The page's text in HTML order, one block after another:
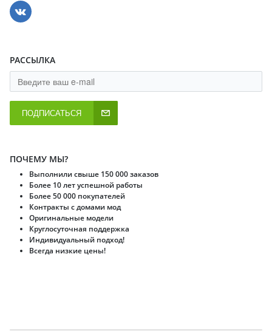
РАССЫЛКА
ПОДПИСАТЬСЯ
ПОЧЕМУ МЫ?
Выполнили свыше 150 000 заказов
Более 10 лет успешной работы
Более 50 000 покупателей
Контракты с домами мод
Оригинальные модели
Круглосуточная поддержка
Индивидуальный подход!
Всегда низкие цены!